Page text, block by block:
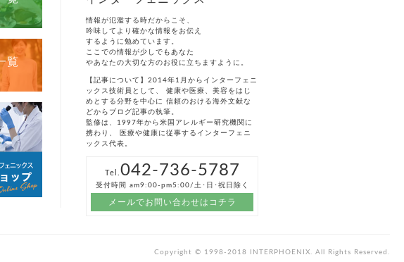
覧
情報が氾濫する時だからこそ、
吟味してより確かな情報をお伝え
するように勉めています。
ここでの情報が少しでもあなた
やあなたの大切な方のお役に立ちますように。
【記事について】2014年1月からインターフェニ
ックス技術員として、 健康や医療、美容をはじ
めとする分野を中心に 信頼のおける海外文献な
どからブログ記事の執筆。
監修は、1997年から米国アレルギー研究機関に
携わり、 医療や健康に従事するインターフェニ
ックス代表。
Tel. 042-736-5787
受付時間 am9:00-pm5:00/土･日･祝日除く
メールでお問い合わせはコチラ
Copyright © 1998-2018 INTERPHOENIX. All Rights Reserved.